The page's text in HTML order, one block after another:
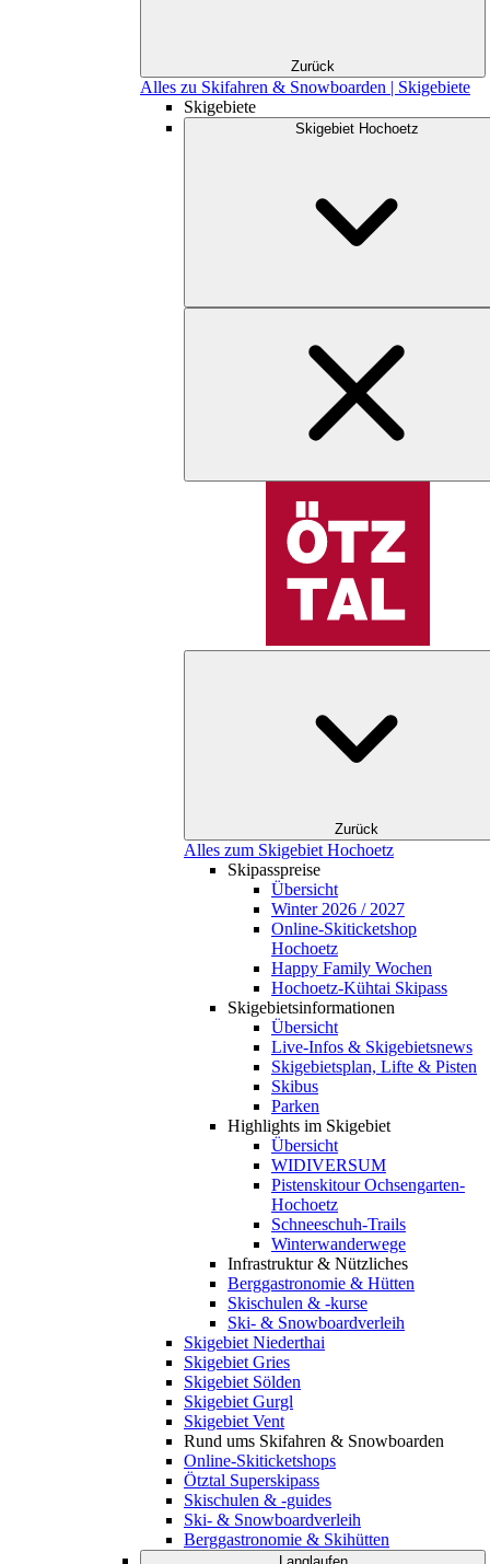
Zurück
Alles zu Skifahren & Snowboarden | Skigebiete
Skigebiete
Skigebiet Hochoetz
Zurück
Alles zum Skigebiet Hochoetz
Skipasspreise
Übersicht
Winter 2026 / 2027
Online-Skiticketshop
Hochoetz
Happy Family Wochen
Hochoetz-Kühtai Skipass
Skigebietsinformationen
Übersicht
Live-Infos & Skigebietsnews
Skigebietsplan, Lifte & Pisten
Skibus
Parken
Highlights im Skigebiet
Übersicht
WIDIVERSUM
Pistenskitour Ochsengarten-
Hochoetz
Schneeschuh-Trails
Winterwanderwege
Infrastruktur & Nützliches
Berggastronomie & Hütten
Skischulen & -kurse
Ski- & Snowboardverleih
Skigebiet Niederthai
Skigebiet Gries
Skigebiet Sölden
Skigebiet Gurgl
Skigebiet Vent
Rund ums Skifahren & Snowboarden
Online-Skiticketshops
Ötztal Superskipass
Skischulen & -guides
Ski- & Snowboardverleih
Berggastronomie & Skihütten